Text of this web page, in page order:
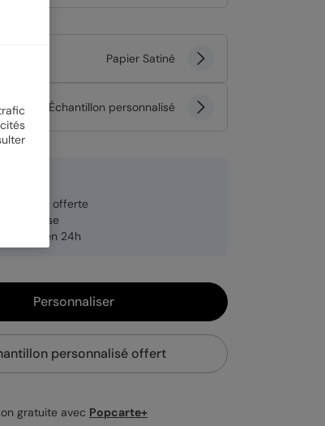
Papier Satiné
Échantillon personnalisé
blanche offerte
française
rapide en 24h
Personnaliser
personnalisé offert
gratuite avec Popcarte+